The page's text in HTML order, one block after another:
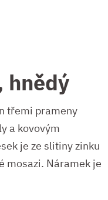
hnědý
třemi prameny
a kovovým
je ze slitiny zinku
mosazi. Náramek je